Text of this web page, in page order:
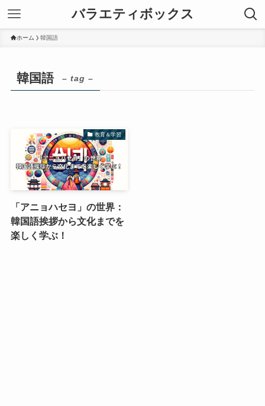
バラエティボックス
ホーム 韓国語
韓国語 – tag –
教育＆学習
「アニョハセヨ」の世界：
韓国語挨拶から文化までを
楽しく学ぶ！